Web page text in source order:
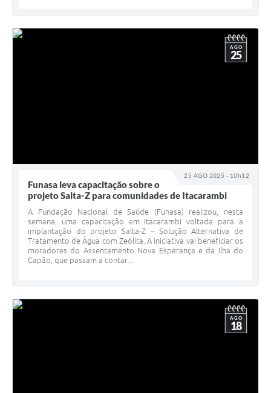
25 AGO 2025 - 10h12
AGO
25
Funasa leva capacitação sobre o
projeto Salta-Z para comunidades de Itacarambi
A Fundação Nacional de Saúde (Funasa) realizou, nesta
semana, uma capacitação em Itacarambi voltada para a
implantação do projeto Salta-Z – Solução Alternativa de
Tratamento de Água com Zeólita. A iniciativa vai beneficiar os
moradores do Assentamento Nova Esperança e da Ilha do
Capão, que passam a contar...
AGO
18